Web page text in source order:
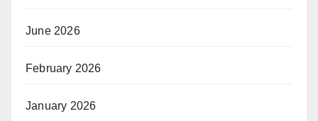
June 2026
February 2026
January 2026